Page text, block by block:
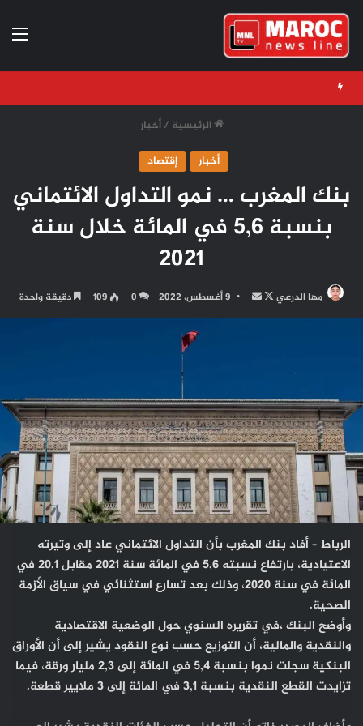
الرئيسية / أخبار
أخبار
إقتصاد
بنك المغرب … نمو التداول الائتماني
بنسبة 5,6 في المائة خلال سنة
2021
مها الدرعي
تابع
على
أرسل
بريدا
9 أغسطس، 2022 0
109 دقيقة واحدة
الرباط – أفاد بنك المغرب بأن التداول الائتماني عاد إلى وتيرته
الاعتيادية، بارتفاع نسبته 5,6 في المائة سنة 2021 مقابل 20,1 في
المائة في سنة 2020، وذلك بعد تسارع استثنائي في سياق الأزمة
الصحية.
وأوضح البنك ،في تقريره السنوي حول الوضعية الاقتصادية
والنقدية والمالية، أن التوزيع حسب نوع النقود يشير إلى أن الأوراق
البنكية سجلت نموا بنسبة 5,4 في المائة إلى 2,3 مليار ورقة، فيما
تزايدت القطع النقدية بنسبة 3,1 في المائة إلى 3 ملايير قطعة.